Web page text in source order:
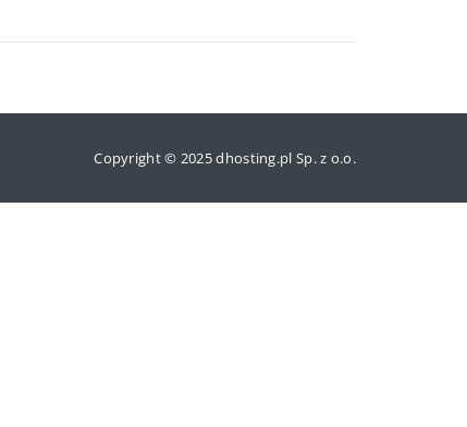
Copyright © 2025 dhosting.pl Sp. z o.o.